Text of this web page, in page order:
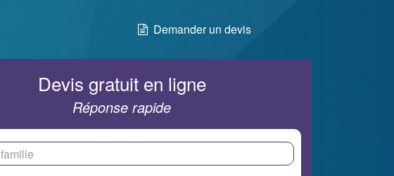
Demander un devis
Devis gratuit en ligne
Réponse rapide